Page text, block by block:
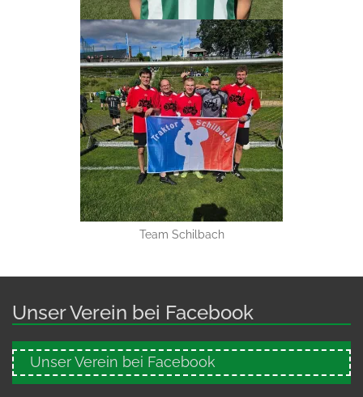
Team Schilbach
Unser Verein bei Facebook
Unser Verein bei Facebook